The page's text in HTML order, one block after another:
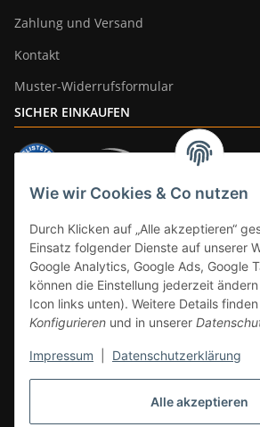
Alle akzeptieren
Wie wir Cookies & Co nutzen
Durch Klicken auf „Alle akzeptieren“
Einsatz folgender Dienste auf unserer
Google Analytics, Google Ads, Google
können die Einstellung jederzeit
Icon links unten). Weitere Details
Konfigurieren und in unserer
Impressum Datenschutzerklärung
Zahlung und Versand
Kontakt
Muster-Widerrufsformular
SICHER EINKAUFEN
* Alle Preise inkl. gesetzlicher Mwst., zzgl.Versand
DE, gilt nicht für Großgeräte per Spedition).